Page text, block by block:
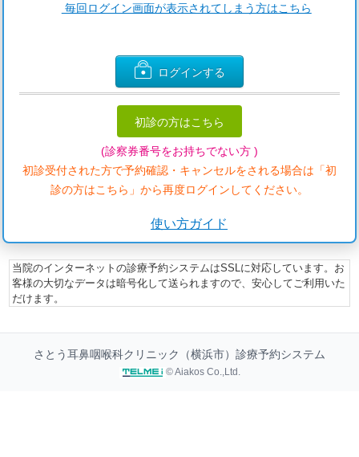
毎回ログイン画面が表示されてしまう方はこちら
ログインする
初診の方はこちら
(診察券番号をお持ちでない方 )
初診受付された方で予約確認・キャンセルをされる場合は「初
診の方はこちら」から再度ログインしてください。
使い方ガイド
当院のインターネットの診療予約システムはSSLに対応しています。お
客様の大切なデータは暗号化して送られますので、安心してご利用いた
だけます。
さとう耳鼻咽喉科クリニック（横浜市）診療予約システム
© Aiakos Co.,Ltd.